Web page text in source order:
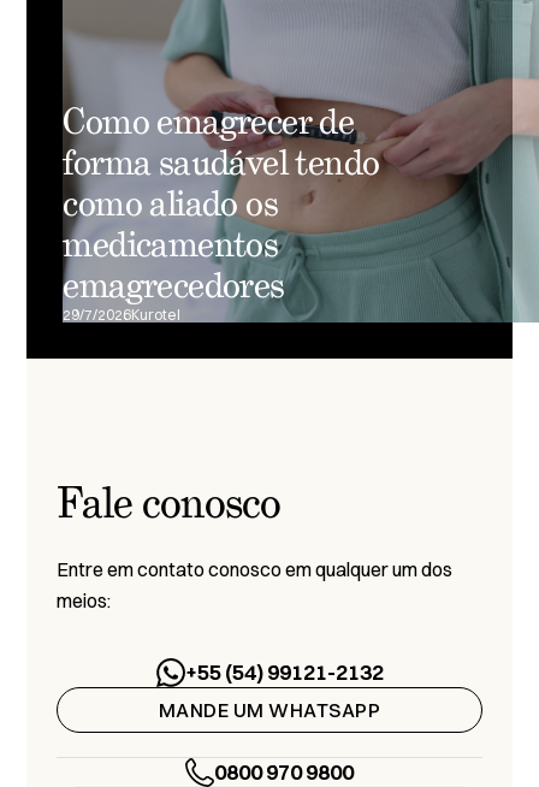
Como emagrecer de
forma saudável tendo
como aliado os
medicamentos
emagrecedores
29/7/2026Kurotel
Fale conosco
Entre em contato conosco em qualquer um dos
meios:
+55 (54) 99121-2132
MANDE UM WHATSAPP
0800 970 9800